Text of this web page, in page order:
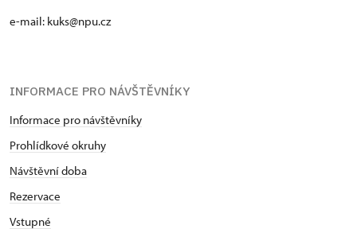
e-mail: kuks@npu.cz
INFORMACE PRO NÁVŠTĚVNÍKY
Informace pro návštěvníky
Prohlídkové okruhy
Návštěvní doba
Rezervace
Vstupné